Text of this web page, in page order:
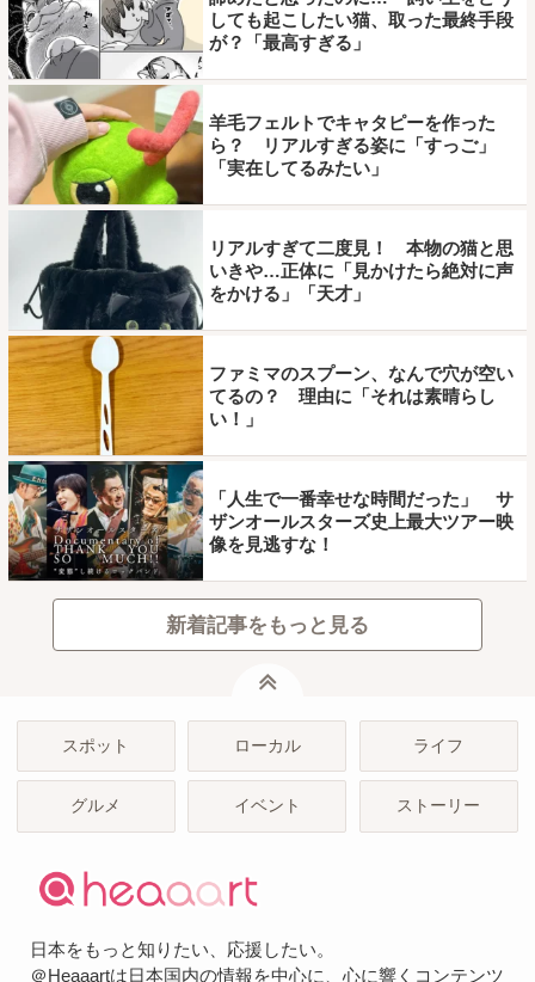
しても起こしたい猫、取った最終手段
が？「最高すぎる」
羊毛フェルトでキャタピーを作った
ら？ リアルすぎる姿に「すっご」
「実在してるみたい」
リアルすぎて二度見！ 本物の猫と思
いきや…正体に「見かけたら絶対に声
をかける」「天才」
ファミマのスプーン、なんで穴が空い
てるの？ 理由に「それは素晴らし
い！」
「人生で一番幸せな時間だった」 サ
ザンオールスターズ史上最大ツアー映
像を見逃すな！
新着記事をもっと見る
スポット ローカル ライフ
グルメ イベント ストーリー
日本をもっと知りたい、応援したい。
＠Heaaartは日本国内の情報を中心に、心に響くコンテンツ